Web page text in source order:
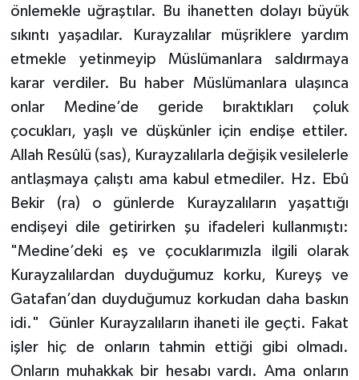
önlemekle uğraştılar. Bu ihanetten dolayı büyük
sıkıntı yaşadılar. Kurayzalılar müşriklere yardım
etmekle yetinmeyip Müslümanlara saldırmaya
karar verdiler. Bu haber Müslümanlara ulaşınca
onlar Medine’de geride bıraktıkları çoluk
çocukları, yaşlı ve düşkünler için endişe ettiler.
Allah Resûlü (sas), Kurayzalılarla değişik vesilelerle
antlaşmaya çalıştı ama kabul etmediler. Hz. Ebû
Bekir (ra) o günlerde Kurayzalıların yaşattığı
endişeyi dile getirirken şu ifadeleri kullanmıştı:
"Medine’deki eş ve çocuklarımızla ilgili olarak
Kurayzalılardan duyduğumuz korku, Kureyş ve
Gatafan’dan duyduğumuz korkudan daha baskın
idi." Günler Kurayzalıların ihaneti ile geçti. Fakat
işler hiç de onların tahmin ettiği gibi olmadı.
Onların muhakkak bir hesabı vardı. Ama onların